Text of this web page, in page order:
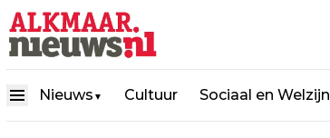
Nieuws ▼ Cultuur Sociaal en Welzijn